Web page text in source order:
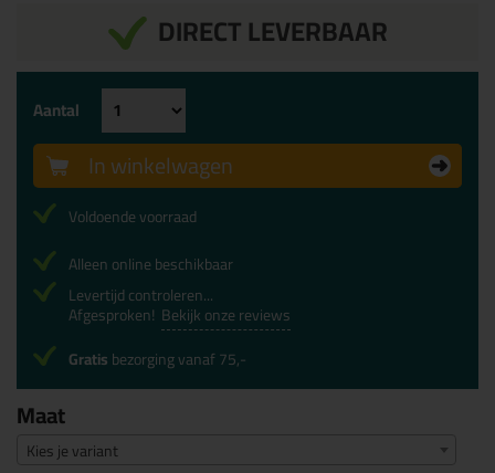
DIRECT LEVERBAAR
Maat
Kies je variant
Aantal
In winkelwagen
Voldoende voorraad
Alleen online beschikbaar
Levertijd controleren...
Afgesproken! Bekijk onze reviews
Gratisbezorging vanaf 75,-